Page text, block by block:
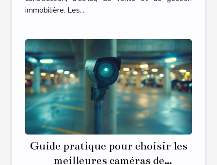
immobilière. Les...
Guide pratique pour choisir les
meilleures caméras de